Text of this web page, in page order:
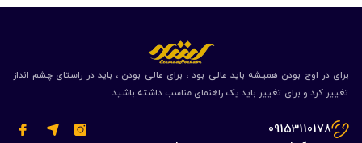
برای در اوج بودن همیشه باید عالی بود ، برای عالی بودن ، باید در راستای چشم انداز
تغییر کرد و برای تغییر باید یک راهنمای مناسب داشته باشید.
09153110178